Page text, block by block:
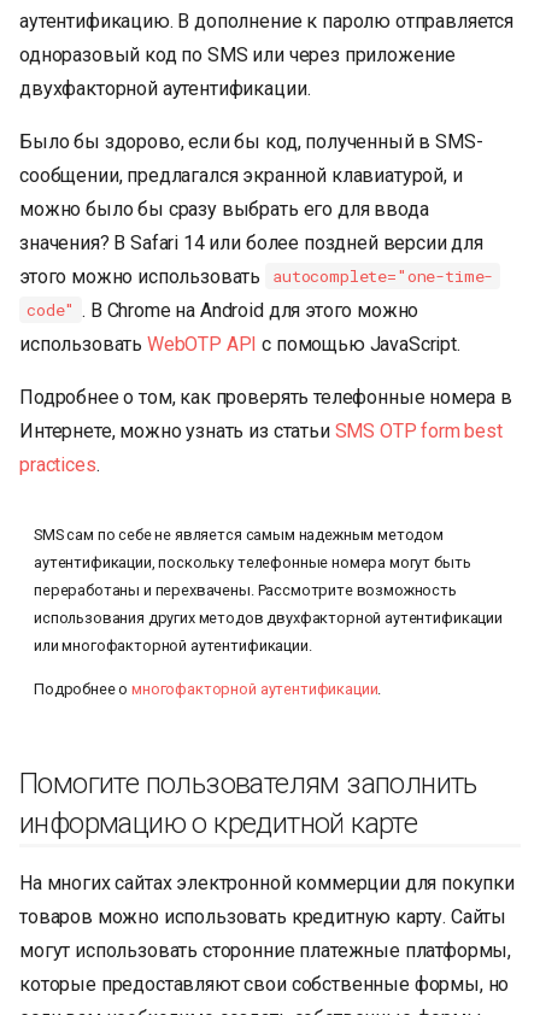
аутентификацию. В дополнение к паролю отправляется
одноразовый код по SMS или через приложение
двухфакторной аутентификации.
Было бы здорово, если бы код, полученный в SMS-
сообщении, предлагался экранной клавиатурой, и
можно было бы сразу выбрать его для ввода
значения? В Safari 14 или более поздней версии для
этого можно использовать
autocomplete="one-time-
code" . В Chrome на Android для этого можно
использовать WebOTP API с помощью JavaScript.
Подробнее о том, как проверять телефонные номера в
Интернете, можно узнать из статьи SMS OTP form best
practices.
SMS сам по себе не является самым надежным методом
аутентификации, поскольку телефонные номера могут быть
переработаны и перехвачены. Рассмотрите возможность
использования других методов двухфакторной аутентификации
или многофакторной аутентификации.
Подробнее омногофакторной аутентификации.
Помогите пользователям заполнить
информацию о кредитной карте
На многих сайтах электронной коммерции для покупки
товаров можно использовать кредитную карту. Сайты
могут использовать сторонние платежные платформы,
которые предоставляют свои собственные формы, но